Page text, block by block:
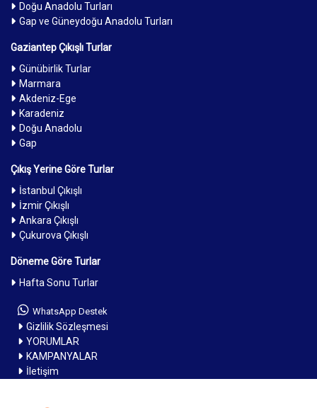
Doğu Anadolu Turları
Gap ve Güneydoğu Anadolu Turları
Gaziantep Çıkışlı Turlar
Günübirlik Turlar
Marmara
Akdeniz-Ege
Karadeniz
Doğu Anadolu
Gap
Çıkış Yerine Göre Turlar
İstanbul Çıkışlı
İzmir Çıkışlı
Ankara Çıkışlı
Çukurova Çıkışlı
Döneme Göre Turlar
Hafta Sonu Turlar
WhatsApp Destek
Gizlilik Sözleşmesi
YORUMLAR
KAMPANYALAR
İletişim